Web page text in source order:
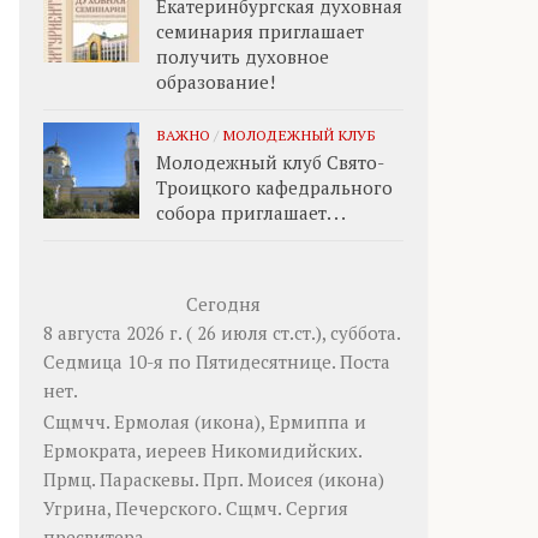
Екатеринбургская духовная
семинария приглашает
получить духовное
образование!
ВАЖНО / МОЛОДЕЖНЫЙ КЛУБ
Молодежный клуб Свято-
Троицкого кафедрального
собора приглашает. . .
Сегодня
8 августа 2026 г. ( 26 июля ст.ст.), суббота.
Седмица 10-я по Пятидесятнице. Поста
нет.
Сщмчч. Ермолая (икона), Ермиппа и
Ермократа, иереев Никомидийских.
Прмц. Параскевы. Прп. Моисея (икона)
Угрина, Печерского. Сщмч. Сергия